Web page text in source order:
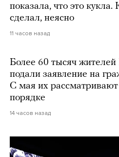
показала, что это кукла.
сделал, неясно
11 часов назад
Более 60 тысяч
подали заявление на
С мая их
порядке
14 часов назад